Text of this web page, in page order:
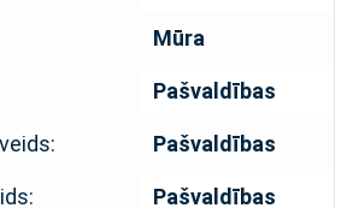
Mūra
Pašvaldības
Pašvaldības
Pašvaldības